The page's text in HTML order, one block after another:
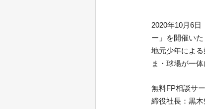
2020年10月6
ー」を開催いた
地元少年によ
ま・球場が一
無料FP相談サ
締役社長：黒